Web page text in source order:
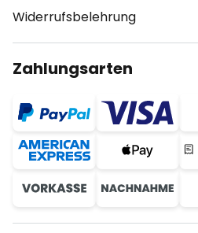
Widerrufsbelehrung
Zahlungsarten